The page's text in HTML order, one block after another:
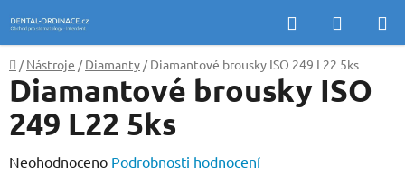
na
obsah
Hledat
KOŠÍK
Domů
/ Nástroje / Diamanty / Diamantové brousky ISO 249 L22 5ks
Diamantové brousky ISO
249 L22 5ks
Průměrné
Neohodnoceno Podrobnosti hodnocení